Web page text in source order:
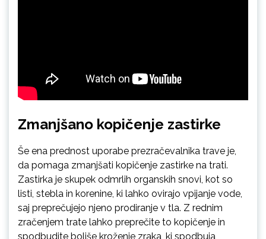
Zmanjšano kopičenje zastirke
Še ena prednost uporabe prezračevalnika trave je,
da pomaga zmanjšati kopičenje zastirke na trati.
Zastirka je skupek odmrlih organskih snovi, kot so
listi, stebla in korenine, ki lahko ovirajo vpijanje vode,
saj preprečujejo njeno prodiranje v tla. Z rednim
zračenjem trate lahko preprečite to kopičenje in
spodbudite boljše kroženje zraka, ki spodbuja